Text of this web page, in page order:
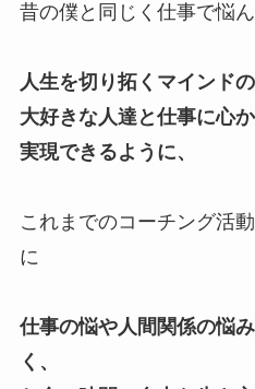
昔の僕と同じく仕事で悩
人生を切り拓くマインド
大好きな人達と仕事に心
実現できるように、
これまでのコーチング活
に
仕事の悩や人間関係の悩
く、